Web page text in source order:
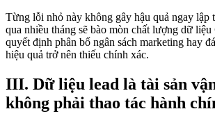
Từng lỗi nhỏ này không gây hậu quả ngay lập
qua nhiều tháng sẽ bào mòn chất lượng dữ
quyết định phân bổ ngân sách marketing hay
hiệu quả trở nên thiếu chính xác.
III. Dữ liệu lead là tài sản
không phải thao tác hành